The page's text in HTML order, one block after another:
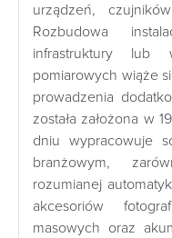
urządzeń,
Rozbudowa
infrastruktury lub
pomiarowych wiąże
prowadzenia
została założona w
dniu wypracowuje
branżowym,
rozumianej
akcesoriów
masowych oraz